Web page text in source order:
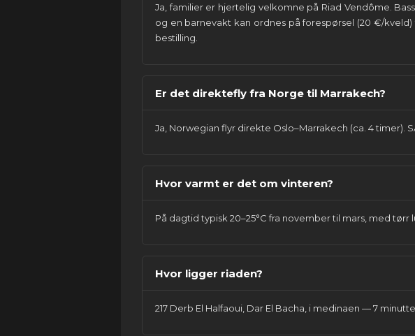
Ja, familier er hjertelig velkomne på Riad Vendôme.
og en barnevakt kan ordnes på forespørsel (20 €/
bestilling.
Er det direktefly fra Norge til Marrakech?
Ja, Norwegian flyr direkte Oslo–Marrakech (ca. 4 timer).
Hvor varmt er det om vinteren?
På dagtid typisk 20–25°C fra november til mars, med
Hvor ligger riaden?
217 Derb El Halfaoui, Dar El Bacha, i medinaen — 7